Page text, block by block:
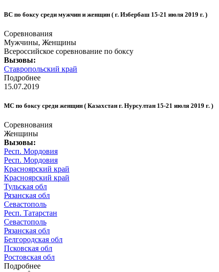
ВС по боксу среди мужчин и женщин ( г. Избербаш 15-21 июля 2019 г. )
Соревнования
Мужчины, Женщины
Всероссийское соревнование по боксу
Вызовы:
Ставропольский край
Подробнее
15.07.2019
МС по боксу среди женщин ( Казахстан г. Нурсултан 15-21 июля 2019 г. )
Соревнования
Женщины
Вызовы:
Респ. Мордовия
Респ. Мордовия
Красноярский край
Красноярский край
Тульская обл
Рязанская обл
Севастополь
Респ. Татарстан
Севастополь
Рязанская обл
Белгородская обл
Псковская обл
Ростовская обл
Подробнее